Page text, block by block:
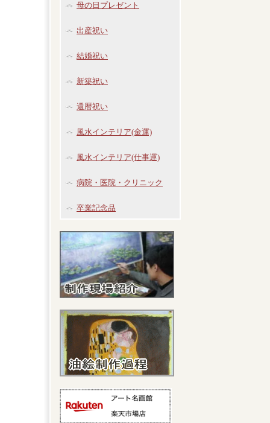
母の日プレゼント
出産祝い
結婚祝い
新築祝い
還暦祝い
風水インテリア(金運)
風水インテリア(仕事運)
病院・医院・クリニック
卒業記念品